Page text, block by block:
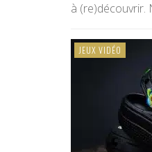
à (re)découvrir.
JEUX VIDÉO